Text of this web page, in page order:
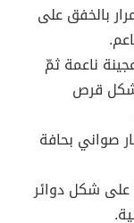
بالخفق على
ناعمة ثمّ
قرص
170م ثمّ إحضار صواني بحافة
على شكل دوائر